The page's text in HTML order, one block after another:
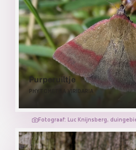
Purperuiltje
PHYTOMETRA VIRIDARIA
Fotograaf: Luc Knijnsberg,